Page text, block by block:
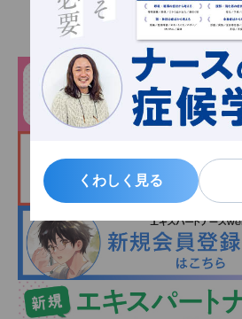
くわしく見る
くわしく見る